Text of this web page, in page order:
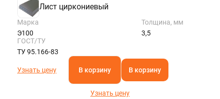
Лист циркониевый
Марка
Э100
Толщина, мм
3,5
ГОСТ/ТУ
ТУ 95.166-83
Узнать цену В корзину В корзину
Узнать цену